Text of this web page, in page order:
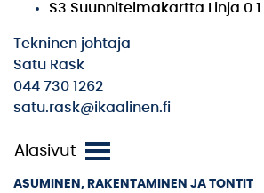
ASUMINEN, RAKENTAMINEN JA TONTIT
S3 Suunnitelmakartta Linja 0 1
Tekninen johtaja
Satu Rask
044 730 1262
satu.rask@ikaalinen.fi